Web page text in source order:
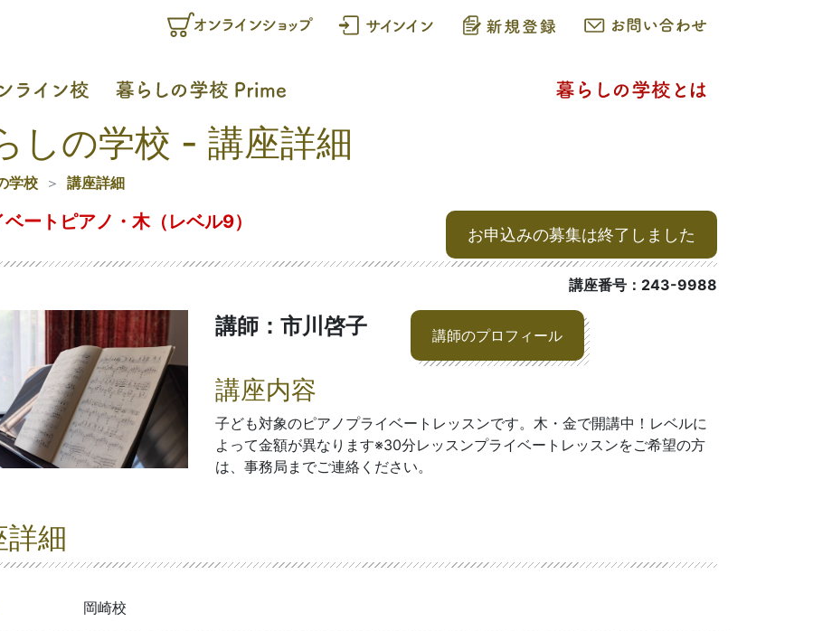
しの学校 - 講座詳細
学校 講座詳細
ートピアノ・木（レベル9）
お申込みの募集は終了しました
講座番号：243-9988
講師：市川啓子 講師のプロフィール
講座内容
子ども対象のピアノプライベートレッスンです。木・金で開講中！レベルに
よって金額が異なります※30分レッスンプライベートレッスンをご希望の方
は、事務局までご連絡ください。
詳細
岡崎校